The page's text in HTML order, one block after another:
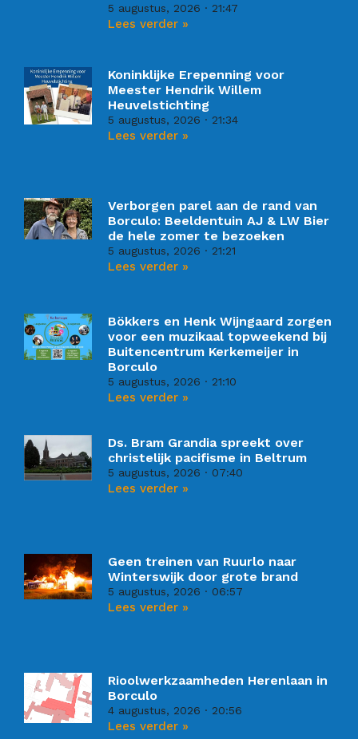
5 augustus, 2026 21:47
Lees verder »
Koninklijke Erepenning voor
Meester Hendrik Willem
Heuvelstichting
5 augustus, 2026 21:34
Lees verder »
Verborgen parel aan de rand van
Borculo: Beeldentuin AJ & LW Bier
de hele zomer te bezoeken
5 augustus, 2026 21:21
Lees verder »
Bökkers en Henk Wijngaard zorgen
voor een muzikaal topweekend bij
Buitencentrum Kerkemeijer in
Borculo
5 augustus, 2026 21:10
Lees verder »
Ds. Bram Grandia spreekt over
christelijk pacifisme in Beltrum
5 augustus, 2026 07:40
Lees verder »
Geen treinen van Ruurlo naar
Winterswijk door grote brand
5 augustus, 2026 06:57
Lees verder »
Rioolwerkzaamheden Herenlaan in
Borculo
4 augustus, 2026 20:56
Lees verder »